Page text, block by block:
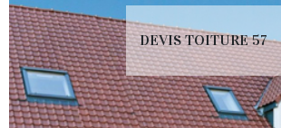
DEVIS TOITURE 57